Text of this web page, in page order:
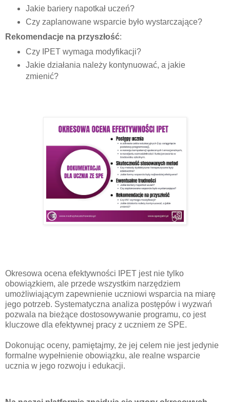
Jakie bariery napotkał uczeń?
Czy zaplanowane wsparcie było wystarczające?
Rekomendacje na przyszłość:
Czy IPET wymaga modyfikacji?
Jakie działania należy kontynuować, a jakie
zmienić?
Okresowa ocena efektywności IPET jest nie tylko
obowiązkiem, ale przede wszystkim narzędziem
umożliwiającym zapewnienie uczniowi wsparcia na miarę
jego potrzeb. Systematyczna analiza postępów i wyzwań
pozwala na bieżące dostosowywanie programu, co jest
kluczowe dla efektywnej pracy z uczniem ze SPE.
Dokonując oceny, pamiętajmy, że jej celem nie jest jedynie
formalne wypełnienie obowiązku, ale realne wsparcie
ucznia w jego rozwoju i edukacji.